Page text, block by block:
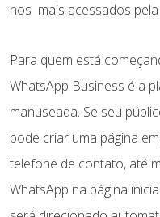
nos mais acessados
Para quem está
WhatsApp Business é a
manuseada. Se seu
pode criar uma página
telefone de contato, até
WhatsApp na página